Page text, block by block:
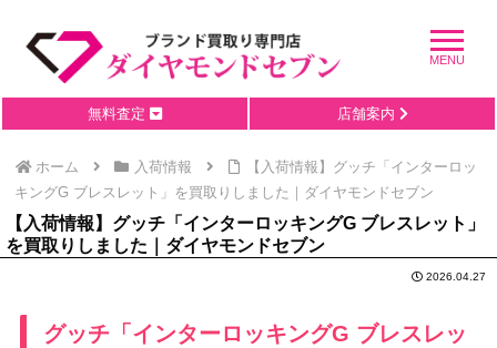
無料査定 店舗案内
ホーム 入荷情報
【入荷情報】グッチ「インターロッ
キングG ブレスレット」を買取りしました｜ダイヤモンドセブン
【入荷情報】グッチ「インターロッキングG ブレスレット」
を買取りしました｜ダイヤモンドセブン
2026.04.27
グッチ「インターロッキングG ブレスレッ